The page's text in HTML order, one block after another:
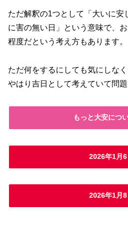
ただ解釈の1つとして「大いに安
に害の無い日」という意味で、
程度だという考え方もあります。
ただ何をするにしても気にしな
やはり吉日として考えていて問題
もっと大安につ
2026年1月6
2026年1月8